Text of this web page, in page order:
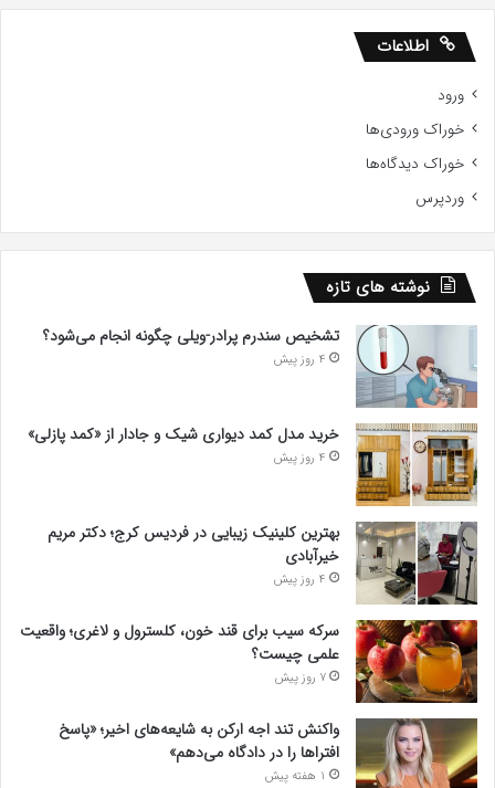
اطلاعات
ورود
خوراک ورودی‌ها
خوراک دیدگاه‌ها
وردپرس
نوشته های تازه
تشخیص سندرم پرادر-ویلی چگونه انجام می‌شود؟
4 روز پیش
خرید مدل کمد دیواری شیک و جادار از «کمد پازلی»
4 روز پیش
بهترین کلینیک زیبایی در فردیس کرج؛ دکتر مریم
خیرآبادی
4 روز پیش
سرکه سیب برای قند خون، کلسترول و لاغری؛ واقعیت
علمی چیست؟
7 روز پیش
واکنش تند اجه ارکن به شایعه‌های اخیر؛ «پاسخ
افتراها را در دادگاه می‌دهم»
1 هفته پیش